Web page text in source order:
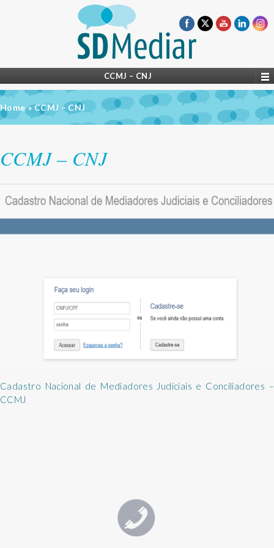
CCMJ – CNJ
Home»CCMJ – CNJ
CCMJ – CNJ
Cadastro Nacional de Mediadores Judiciais e Conciliadores –
CCMJ